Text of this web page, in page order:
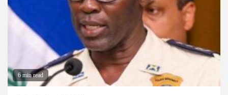
6 min read